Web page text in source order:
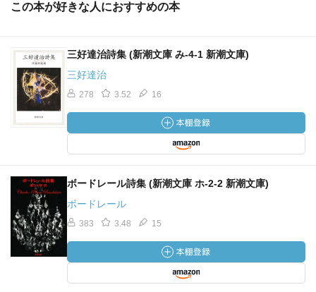
この本が好きな人におすすめの本
三好達治詩集 (新潮文庫 み-4-1 新潮文庫)
三好達治
278 3.52 16
ボードレール詩集 (新潮文庫 ホ-2-2 新潮文庫)
ボードレール
383 3.48 15